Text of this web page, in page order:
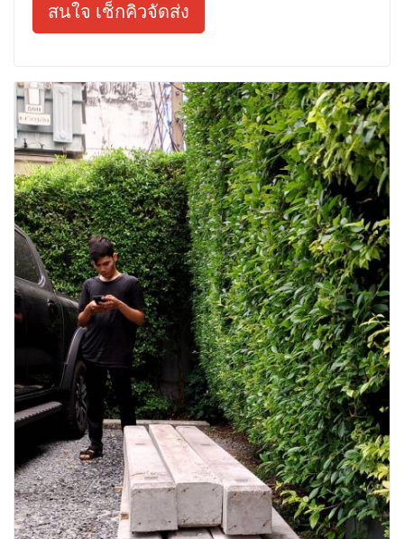
สนใจ เช็กคิวจัดส่ง